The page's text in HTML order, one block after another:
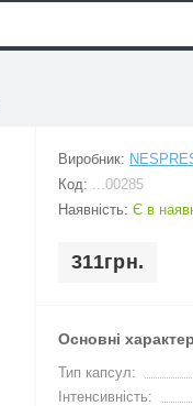
Виробник:
Код: ...00285
Наявність: Є в
311грн.
Основні
Тип капсул:
Інтенсивність: